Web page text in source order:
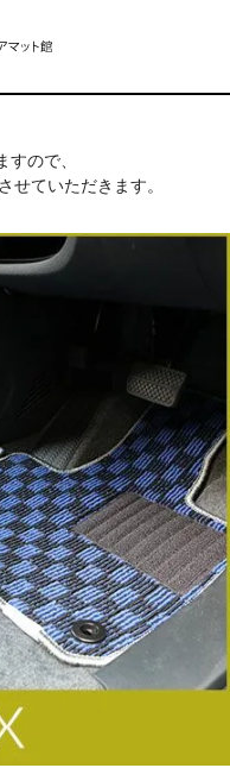
ので、
せていただきます。